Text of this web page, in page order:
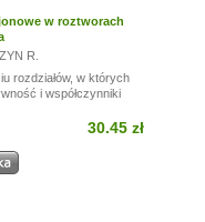
w roztworach
R.
rozdziałów, w których
i współczynniki
30.45 zł